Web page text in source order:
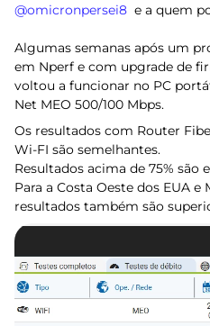
@omicronpersei8 e a quem
Algumas semanas após um
em Nperf e com upgrade de
voltou a funcionar no PC
Net MEO 500/100 Mbps.
Os resultados com Router
Wi-FI são semelhantes.
Resultados acima de 75% são
Para a Costa Oeste dos EUA
resultados também são